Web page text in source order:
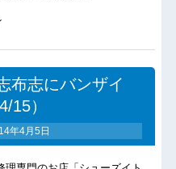
布志にバンザイ
15）
年4月5日